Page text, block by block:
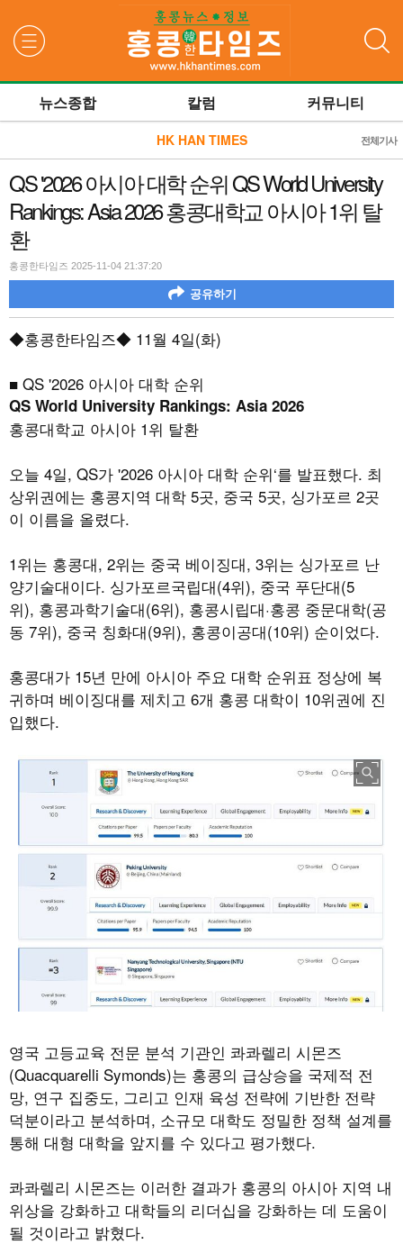
뉴스종합 칼럼 커뮤니티
HK HAN TIMES 전체기사
QS '2026 아시아 대학 순위 QS World University
Rankings: Asia 2026 홍콩대학교 아시아 1위 탈
환
홍콩한타임즈 2025-11-04 21:37:20
공유하기
◆홍콩한타임즈◆ 11월 4일(화)
■ QS '2026 아시아 대학 순위
QS World University Rankings: Asia 2026
홍콩대학교 아시아 1위 탈환
오늘 4일, QS가 '2026 아시아 대학 순위‘를 발표했다. 최
상위권에는 홍콩지역 대학 5곳, 중국 5곳, 싱가포르 2곳
이 이름을 올렸다.
1위는 홍콩대, 2위는 중국 베이징대, 3위는 싱가포르 난
양기술대이다. 싱가포르국립대(4위), 중국 푸단대(5
위), 홍콩과학기술대(6위), 홍콩시립대·홍콩 중문대학(공
동 7위), 중국 칭화대(9위), 홍콩이공대(10위) 순이었다.
홍콩대가 15년 만에 아시아 주요 대학 순위표 정상에 복
귀하며 베이징대를 제치고 6개 홍콩 대학이 10위권에 진
입했다.
영국 고등교육 전문 분석 기관인 콰콰렐리 시몬즈
(Quacquarelli Symonds)는 홍콩의 급상승을 국제적 전
망, 연구 집중도, 그리고 인재 육성 전략에 기반한 전략
덕분이라고 분석하며, 소규모 대학도 정밀한 정책 설계를
통해 대형 대학을 앞지를 수 있다고 평가했다.
콰콰렐리 시몬즈는 이러한 결과가 홍콩의 아시아 지역 내
위상을 강화하고 대학들의 리더십을 강화하는 데 도움이
될 것이라고 밝혔다.